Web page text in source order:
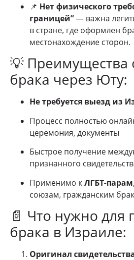
📌 Нет физического
границей”— важна
в стране, где оформлен
местонахождение сторон.
💡 Преимущества
брака через Юту:
Не требуется выезд из
Процесс полностью
церемония, документы
Быстрое получение
признанного
Применимо кЛГБТ-парам
союзам, гражданским
📄 Что нужно для
брака в Израиле:
Оригинал